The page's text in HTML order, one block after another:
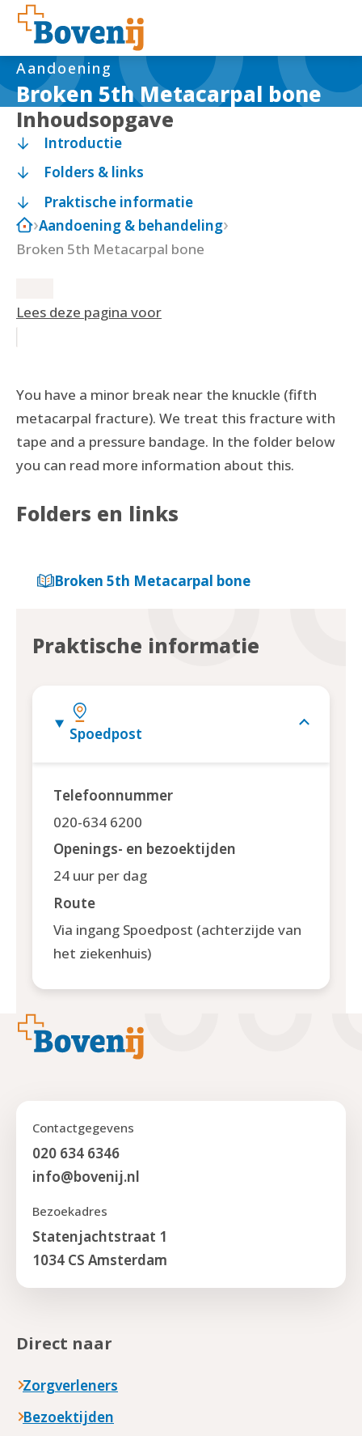
Broken 5th Metacarpal bone
Aandoening
Inhoudsopgave
Introductie
Folders & links
Praktische informatie
Aandoening & behandeling
Broken 5th Metacarpal bone
Lees deze pagina voor
You have a minor break near the knuckle (fifth
metacarpal fracture). We treat this fracture with
tape and a pressure bandage. In the folder below
you can read more information about this.
Folders en links
Broken 5th Metacarpal bone
Praktische informatie
Spoedpost
Telefoonnummer
020-634 6200
Openings- en bezoektijden
24 uur per dag
Route
Via ingang Spoedpost (achterzijde van
het ziekenhuis)
Footer
Contactgegevens
020 634 6346
info@bovenij.nl
Bezoekadres
Statenjachtstraat 1
1034 CS Amsterdam
Direct naar
Zorgverleners
Bezoektijden